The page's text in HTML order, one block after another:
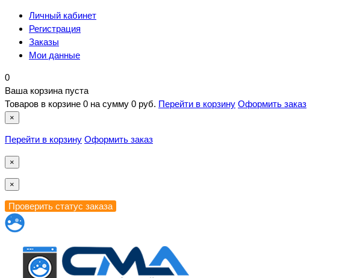
Личный кабинет
Регистрация
Заказы
Мои данные
0
Ваша корзина пуста
Товаров в корзине 0 на сумму 0 руб. Перейти в корзину Оформить заказ
×
Перейти в корзину Оформить заказ
×
×